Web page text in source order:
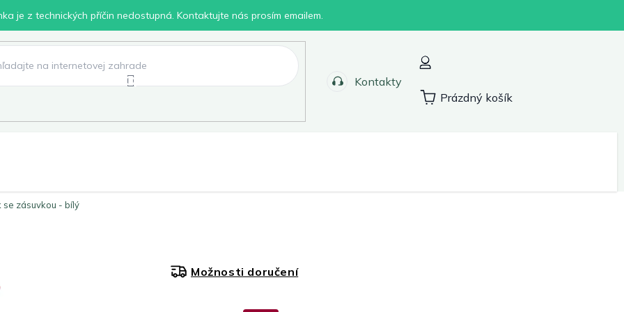
je z technických příčin nedostupná. Kontaktujte nás prosím emailem.
Kontakty
Nákupní
Prázdný košík
se zásuvkou - bílý
Možnosti doručení